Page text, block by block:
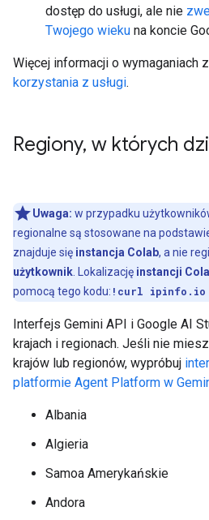
dostęp do usługi, ale nie
Twojego wieku na koncie
Więcej informacji o wymaganiach
korzystania z usługi.
Regiony, w których
Uwaga: w przypadku
regionalne są stosowane na
znajduje się instancja Colab, a nie
użytkownik . Lokalizację instancji
pomocą tego kodu: !curl ipinfo.io
Interfejs Gemini API i Google AI
krajach i regionach. Jeśli nie
krajów lub regionów, wypróbuj
platformie Agent Platform w
Albania
Algieria
Samoa Amerykańskie
Andora